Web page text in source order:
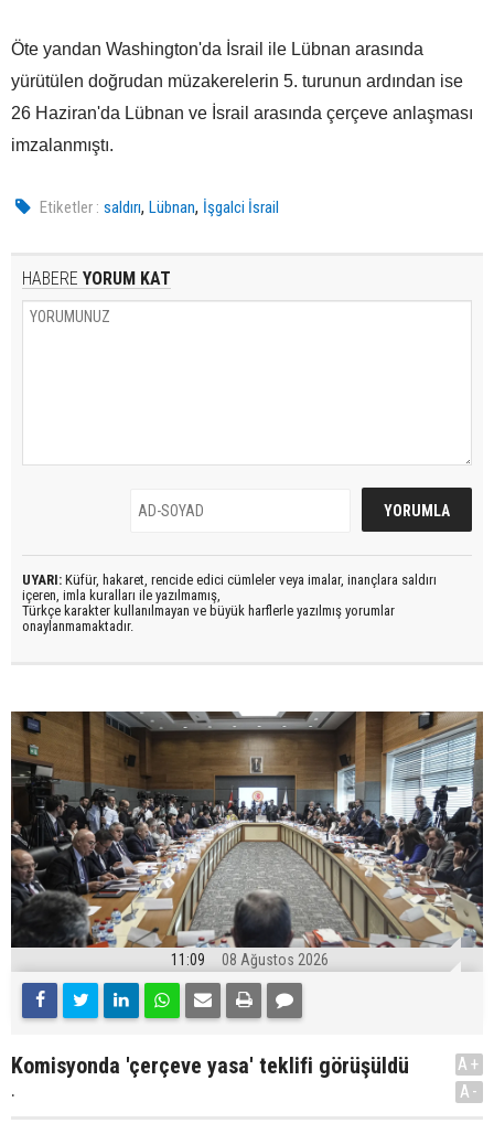
Öte yandan Washington'da İsrail ile Lübnan arasında
yürütülen doğrudan müzakerelerin 5. turunun ardından ise
26 Haziran'da Lübnan ve İsrail arasında çerçeve anlaşması
imzalanmıştı.
Etiketler : saldırı,Lübnan, İşgalci İsrail
HABERE YORUM KAT
UYARI: Küfür, hakaret, rencide edici cümleler veya imalar, inançlara saldırı
içeren, imla kuralları ile yazılmamış,
Türkçe karakter kullanılmayan ve büyük harflerle yazılmış yorumlar
onaylanmamaktadır.
11:09 08 Ağustos 2026
Komisyonda 'çerçeve yasa' teklifi görüşüldü
.
A+
A-